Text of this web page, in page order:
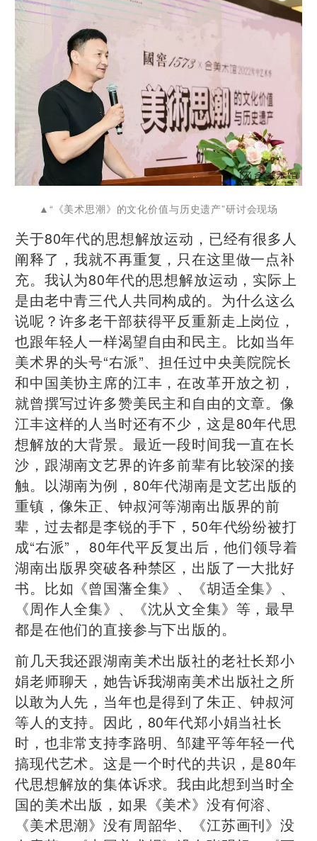
▲“《美术思潮》的文化价值与历史遗产”研讨会现场
关于80年代的思想解放运动，已经有很多人
阐释了，我就不再重复，只在这里做一点补
充。我认为80年代的思想解放运动，实际上
是由老中青三代人共同构成的。为什么这么
说呢？许多老干部获得平反重新走上岗位，
也跟年轻人一样渴望自由和民主。比如当年
美术界的头号“右派”、担任过中央美院院长
和中国美协主席的江丰，在改革开放之初，
就曾撰写过许多赞美民主和自由的文章。像
江丰这样的人当时还有不少，这是80年代思
想解放的大背景。最近一段时间我一直在长
沙，跟湖南文艺界的许多前辈有比较深的接
触。以湖南为例，80年代湖南是文艺出版的
重镇，像朱正、钟叔河等湖南出版界的前
辈，过去都是李锐的手下，50年代纷纷被打
成“右派”， 80年代平反复出后，他们领导着
湖南出版界突破各种禁区，出版了一大批好
书。比如《曾国藩全集》、《胡适全集》、
《周作人全集》、《沈从文全集》等，最早
都是在他们的直接参与下出版的。
前几天我还跟湖南美术出版社的老社长郑小
娟老师聊天，她告诉我湖南美术出版社之所
以敢为人先，当年也是得到了朱正、钟叔河
等人的支持。因此，80年代郑小娟当社长
时，也非常支持李路明、邹建平等年轻一代
搞现代艺术。这是一个时代的共识，是80年
代思想解放的集体诉求。我由此想到当时全
国的美术出版，如果《美术》没有何溶、
《美术思潮》没有周韶华、《江苏画刊》没